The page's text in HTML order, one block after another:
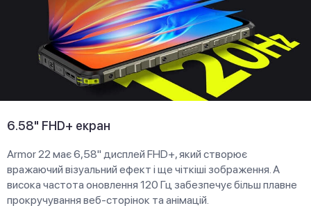
6.58" FHD+ екран
Armor 22 має 6,58" дисплей FHD+, який створює
вражаючий візуальний ефект і ще чіткіші зображення. А
висока частота оновлення 120 Гц забезпечує більш плавне
прокручування веб-сторінок та анімацій.